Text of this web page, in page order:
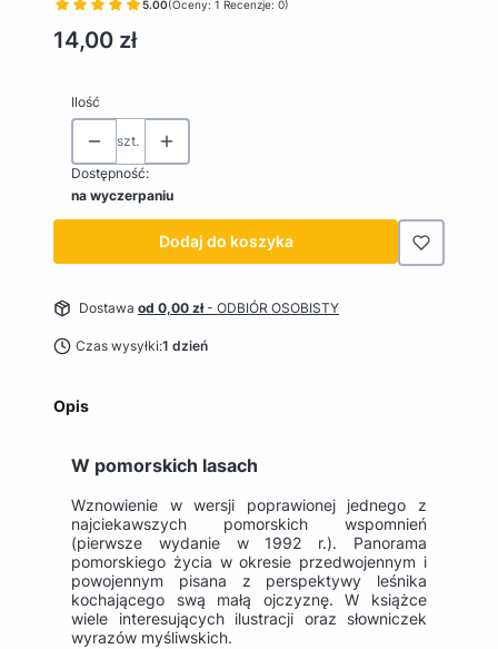
5.00(Oceny: 1 Recenzje: 0)
Cena
14,00 zł
Ilość
szt.
Dostępność:
na wyczerpaniu
Dodaj do koszyka
Dostawa od 0,00 zł- ODBIÓR OSOBISTY
Czas wysyłki:1 dzień
Opis
W pomorskich lasach
Wznowienie w wersji poprawionej jednego z
najciekawszych pomorskich wspomnień
(pierwsze wydanie w 1992 r.). Panorama
pomorskiego życia w okresie przedwojennym i
powojennym pisana z perspektywy leśnika
kochającego swą małą ojczyznę. W książce
wiele interesujących ilustracji oraz słowniczek
wyrazów myśliwskich.